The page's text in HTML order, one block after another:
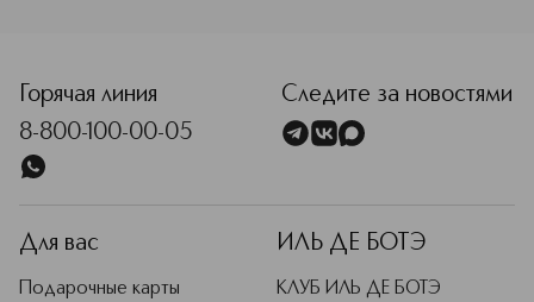
Горячая линия
8-800-100-00-05
Следите за новостями
Для вас
Подарочные карты
ИЛЬ ДЕ БОТЭ
КЛУБ ИЛЬ ДЕ БОТЭ